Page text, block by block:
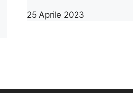
25 Aprile 2023